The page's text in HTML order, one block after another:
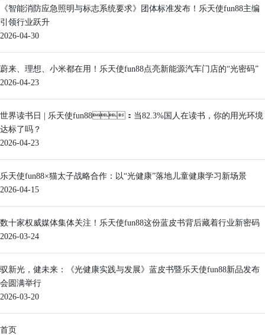
《智能消防应急照明与标志系统要求》团体标准发布！乐天使fun88主编
引领行业跃升
2026-04-30
蔚来、理想、小米都在用！乐天使fun88点亮新能源汽车门店的“光密码”
2026-04-23
世界读书日 | 乐天使fun88：当82.3%国人在读书，你的用光环境
达标了吗？
2026-04-23
乐天使fun88×猫太子战略合作：以“光健康”落地儿童健康学习新场景
2026-04-15
数十家权威媒体集体关注！乐天使fun88这份蓝皮书背后藏着行业新密码
2026-03-24
驭新光，健未来：《光健康实践与发展》蓝皮书暨乐天使fun88新品发布
会圆满举行
2026-03-20
首页